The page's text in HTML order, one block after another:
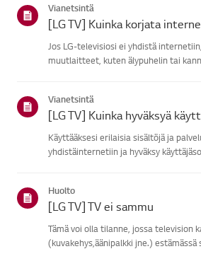
Vianetsintä
[LG TV] Kuinka korjata
Jos LG-televisiosi ei yhdistä
muutlaitteet, kuten älypuhelin tai
Vianetsintä
[LG TV] Kuinka hyväksyä
Käyttääksesi erilaisia sisältöjä ja
yhdistäinternetiin ja hyväksy
oikea.Palvelu vo...
Huolto
[LG TV] TV ei sammu
Tämä voi olla tilanne, jossa television
(kuvakehys,äänipalkki jne.)